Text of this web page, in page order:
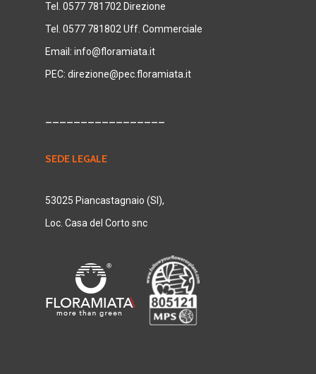
Tel. 0577 781702 Direzione
Tel. 0577 781802 Uff. Commerciale
Email: info@floramiata.it
PEC: direzione@pec.floramiata.it
SEDE LEGALE
53025 Piancastagnaio (SI),
Loc. Casa del Corto snc